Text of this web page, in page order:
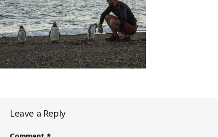
Reader
Interactions
Leave a Reply